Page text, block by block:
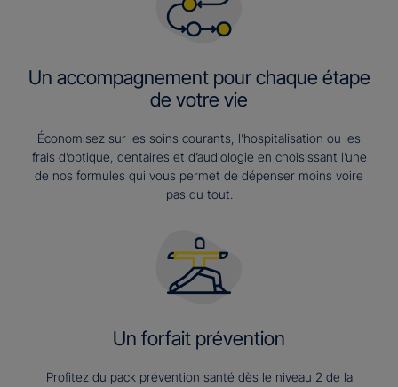
Un accompagnement pour chaque étape
de votre vie
Économisez sur les soins courants, l’hospitalisation ou les
frais d’optique, dentaires et d’audiologie en choisissant l’une
de nos formules qui vous permet de dépenser moins voire
pas du tout.
Un forfait prévention
Profitez du pack prévention santé dès le niveau 2 de la